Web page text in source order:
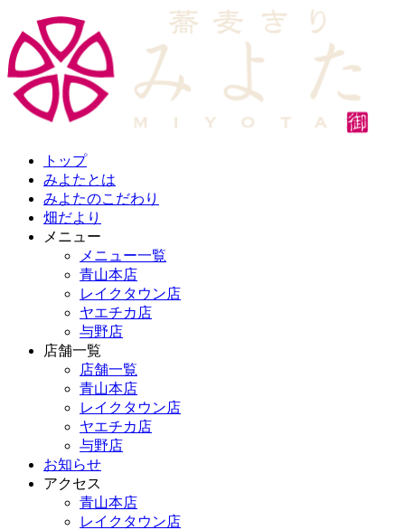
トップ
みよたとは
みよたのこだわり
畑だより
メニュー
メニュー一覧
青山本店
レイクタウン店
ヤエチカ店
与野店
店舗一覧
店舗一覧
青山本店
レイクタウン店
ヤエチカ店
与野店
お知らせ
アクセス
青山本店
レイクタウン店